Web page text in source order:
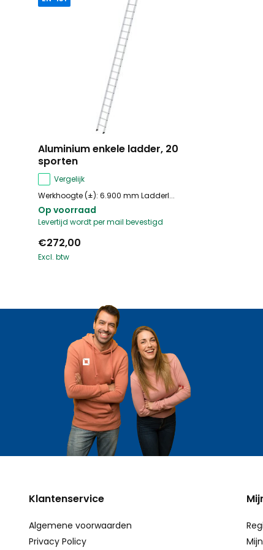
Aluminium enkele ladder, 20
sporten
Vergelijk
Werkhoogte (±): 6.900 mm Ladderl...
Op voorraad
Levertijd wordt per mail bevestigd
€272,00
Excl. btw
Klantenservice
Algemene voorwaarden
Privacy Policy